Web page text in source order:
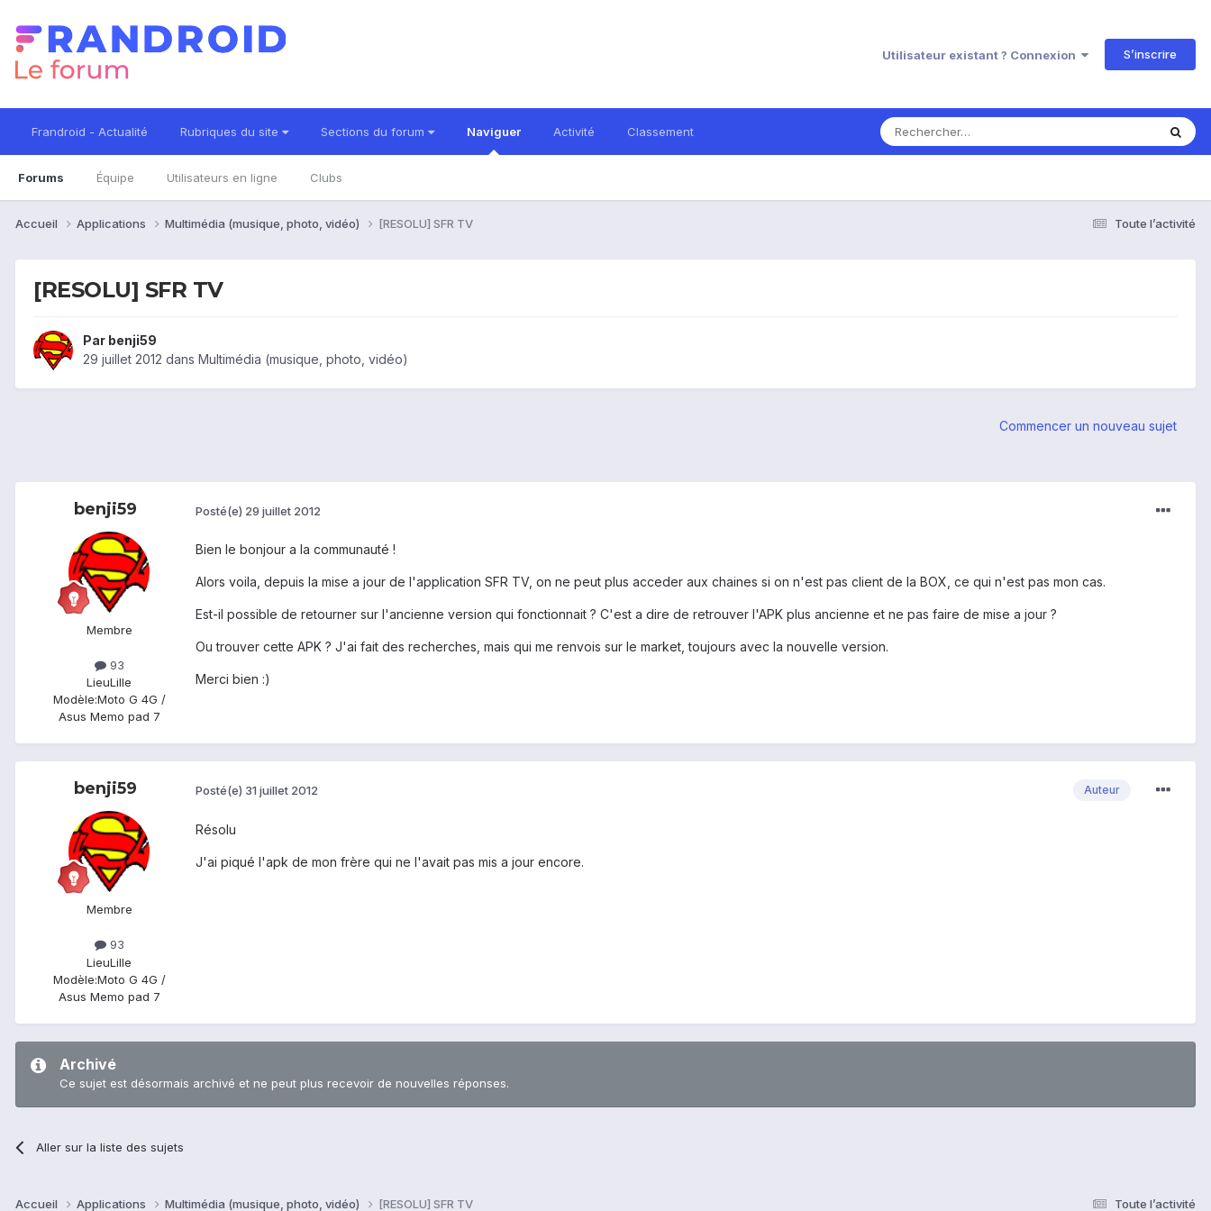
Utilisateur existant ? Connexion S’inscrire
Frandroid - Actualité Rubriques du site Sections du forum Naviguer
Forums Équipe Utilisateurs en ligne Clubs
Activité Classement
Toute l’activité
Accueil Applications Multimédia (musique, photo, vidéo) [RESOLU] SFR TV
[RESOLU] SFR TV
Par benji59
29 juillet 2012 dans Multimédia (musique, photo, vidéo)
Commencer un nouveau sujet
benji59
Membre
93
LieuLille
Modèle:Moto G 4G /
Asus Memo pad 7
Posté(e) 29 juillet 2012
Bien le bonjour a la communauté !
Alors voila, depuis la mise a jour de l'application SFR TV, on ne peut plus acceder aux chaines si on n'est pas client de la BOX, ce qui n'est pas mon cas.
Est-il possible de retourner sur l'ancienne version qui fonctionnait ? C'est a dire de retrouver l'APK plus ancienne et ne pas faire de mise a jour ?
Ou trouver cette APK ? J'ai fait des recherches, mais qui me renvois sur le market, toujours avec la nouvelle version.
Merci bien :)
benji59
Membre
93
LieuLille
Modèle:Moto G 4G /
Asus Memo pad 7
Auteur
Posté(e) 31 juillet 2012
Résolu
J'ai piqué l'apk de mon frère qui ne l'avait pas mis a jour encore.
Archivé
Ce sujet est désormais archivé et ne peut plus recevoir de nouvelles réponses.
Aller sur la liste des sujets
Toute l’activité
Accueil Applications Multimédia (musique, photo, vidéo) [RESOLU] SFR TV